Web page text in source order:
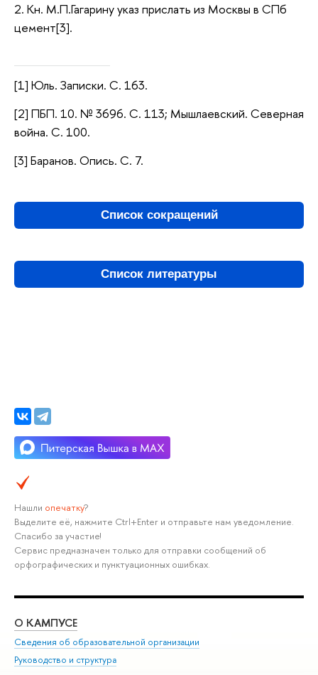
2. Кн. М.П.Гагарину указ прислать из Москвы в СПб
цемент[3].
[1] Юль. Записки. С. 163.
[2] ПБП. 10. № 3696. С. 113; Мышлаевский. Северная
война. С. 100.
[3] Баранов. Опись. С. 7.
Список сокращений
Список литературы
Нашли опечатку?
Выделите её, нажмите Ctrl+Enter и отправьте нам уведомление.
Спасибо за участие!
Сервис предназначен только для отправки сообщений об
орфографических и пунктуационных ошибках.
О КАМПУСЕ
Сведения об образовательной организации
Руководство и структура